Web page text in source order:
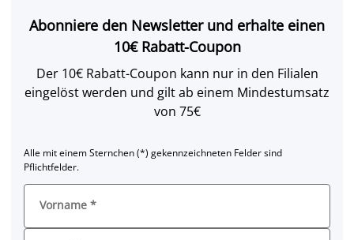
Abonniere den Newsletter und erhalte einen
10€ Rabatt-Coupon
Der 10€ Rabatt-Coupon kann nur in den Filialen
eingelöst werden und gilt ab einem Mindestumsatz
von 75€
Alle mit einem Sternchen (*) gekennzeichneten Felder sind
Pflichtfelder.
Vorname *